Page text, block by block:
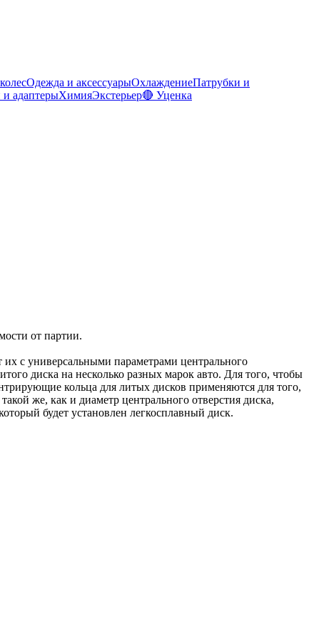
Одежда и аксессуарыОхлаждениеПатрубки и
адаптерыХимияЭкстерьер🔴 Уценка
от партии.
их с универсальными параметрами центрального
диска на несколько разных марок авто. Для того, чтобы
кольца для литых дисков применяются для того,
же, как и диаметр центрального отверстия диска,
будет установлен легкосплавный диск.